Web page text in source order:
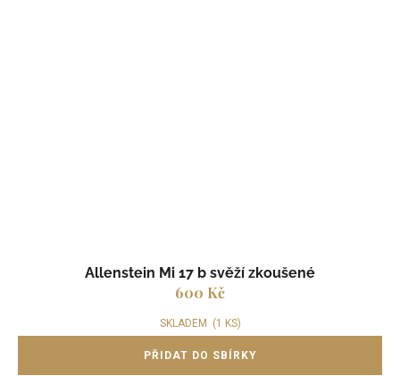
Allenstein Mi 17 b svěží zkoušené
600 Kč
SKLADEM (1 KS)